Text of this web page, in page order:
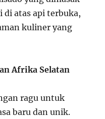
di atas api terbuka,
kuliner yang
Afrika Selatan
ragu untuk
baru dan unik.